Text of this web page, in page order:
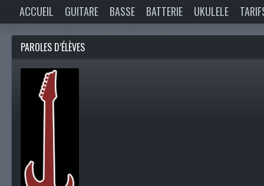
ACCUEIL GUITARE BASSE BATTERIE UKULELE
PAROLES D’ÉLÈVES